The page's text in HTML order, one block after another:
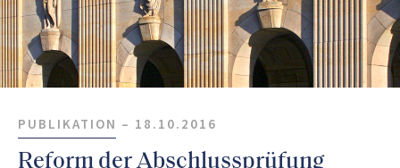
PUBLIKATION – 18.10.2016
Reform der Abschlussprüfung